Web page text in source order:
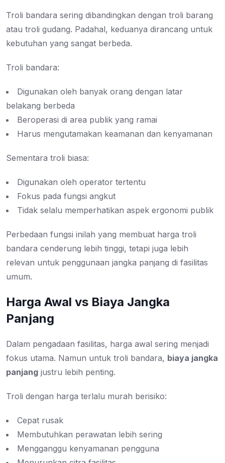
Troli bandara sering dibandingkan dengan troli barang
atau troli gudang. Padahal, keduanya dirancang untuk
kebutuhan yang sangat berbeda.
Troli bandara:
Digunakan oleh banyak orang dengan latar
belakang berbeda
Beroperasi di area publik yang ramai
Harus mengutamakan keamanan dan kenyamanan
Sementara troli biasa:
Digunakan oleh operator tertentu
Fokus pada fungsi angkut
Tidak selalu memperhatikan aspek ergonomi publik
Perbedaan fungsi inilah yang membuat harga troli
bandara cenderung lebih tinggi, tetapi juga lebih
relevan untuk penggunaan jangka panjang di fasilitas
umum.
Harga Awal vs Biaya Jangka
Panjang
Dalam pengadaan fasilitas, harga awal sering menjadi
fokus utama. Namun untuk troli bandara, biaya jangka
panjang justru lebih penting.
Troli dengan harga terlalu murah berisiko:
Cepat rusak
Membutuhkan perawatan lebih sering
Mengganggu kenyamanan pengguna